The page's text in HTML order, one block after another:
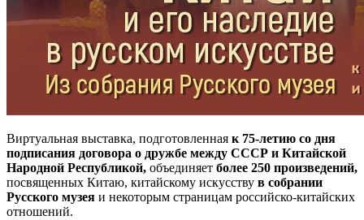
Виртуальная выставка, подготовленная к 75-летию со дня
подписания договора о дружбе между СССР и Китайской
Народной Республикой, объединяет более 250 произведений,
посвященных Китаю, китайскому искусству в собрании
Русского музея и некоторым страницам российско-китайских
отношений.